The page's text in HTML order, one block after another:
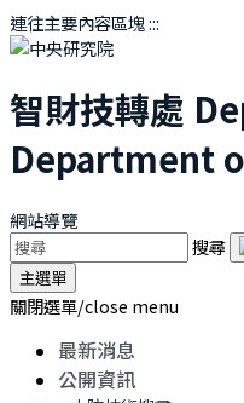
連往主要內容區塊:::
智財技轉處
Department
網站導覽
搜尋
主選單
關閉選單/close menu
最新消息
公開資訊